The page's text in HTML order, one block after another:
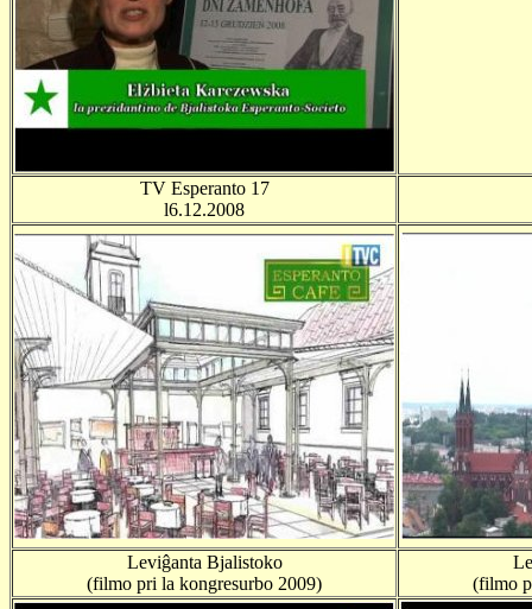
TV Esperanto 17
l6.12.2008
Leviĝanta Bjalistoko
(filmo pri la kongresurbo 2009)
(filmo